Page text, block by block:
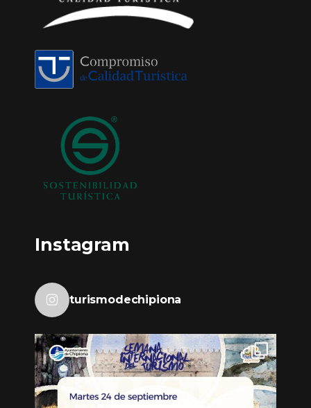
Instagram
turismodechipiona